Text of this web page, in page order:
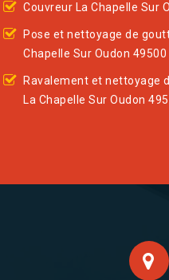
Couvreur La Chapelle Sur
Pose et nettoyage de
Chapelle Sur Oudon 49500
Ravalement et nettoyage
La Chapelle Sur Oudon